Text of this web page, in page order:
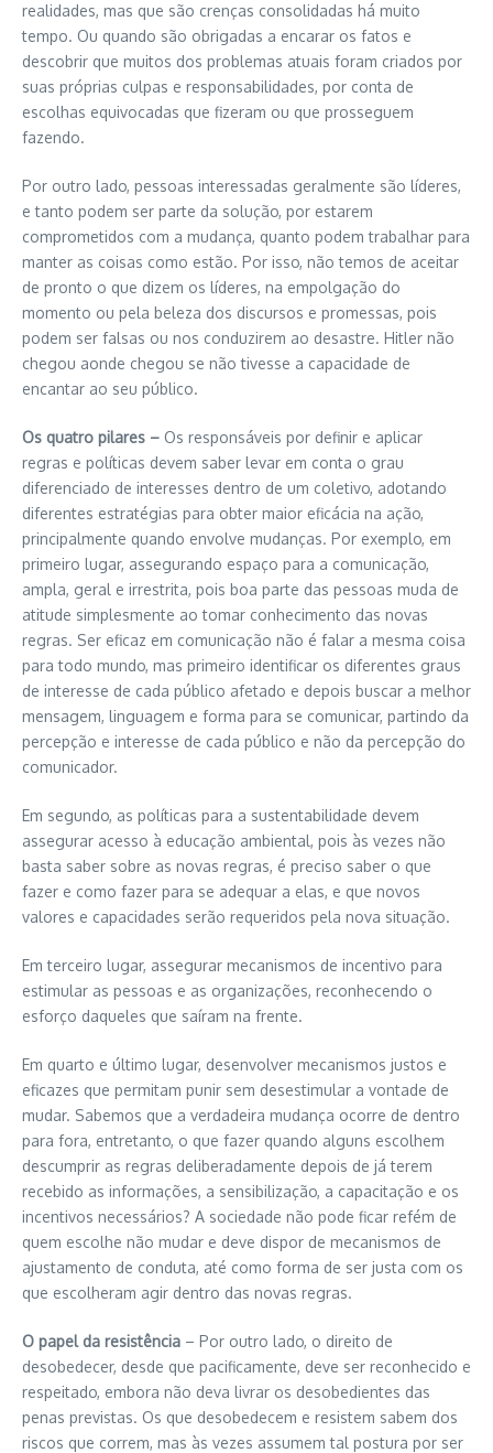
realidades, mas que são crenças consolidadas há muito
tempo. Ou quando são obrigadas a encarar os fatos e
descobrir que muitos dos problemas atuais foram criados por
suas próprias culpas e responsabilidades, por conta de
escolhas equivocadas que fizeram ou que prosseguem
fazendo.
Por outro lado, pessoas interessadas geralmente são líderes,
e tanto podem ser parte da solução, por estarem
comprometidos com a mudança, quanto podem trabalhar para
manter as coisas como estão. Por isso, não temos de aceitar
de pronto o que dizem os líderes, na empolgação do
momento ou pela beleza dos discursos e promessas, pois
podem ser falsas ou nos conduzirem ao desastre. Hitler não
chegou aonde chegou se não tivesse a capacidade de
encantar ao seu público.
Os quatro pilares – Os responsáveis por definir e aplicar
regras e políticas devem saber levar em conta o grau
diferenciado de interesses dentro de um coletivo, adotando
diferentes estratégias para obter maior eficácia na ação,
principalmente quando envolve mudanças. Por exemplo, em
primeiro lugar, assegurando espaço para a comunicação,
ampla, geral e irrestrita, pois boa parte das pessoas muda de
atitude simplesmente ao tomar conhecimento das novas
regras. Ser eficaz em comunicação não é falar a mesma coisa
para todo mundo, mas primeiro identificar os diferentes graus
de interesse de cada público afetado e depois buscar a melhor
mensagem, linguagem e forma para se comunicar, partindo da
percepção e interesse de cada público e não da percepção do
comunicador.
Em segundo, as políticas para a sustentabilidade devem
assegurar acesso à educação ambiental, pois às vezes não
basta saber sobre as novas regras, é preciso saber o que
fazer e como fazer para se adequar a elas, e que novos
valores e capacidades serão requeridos pela nova situação.
Em terceiro lugar, assegurar mecanismos de incentivo para
estimular as pessoas e as organizações, reconhecendo o
esforço daqueles que saíram na frente.
Em quarto e último lugar, desenvolver mecanismos justos e
eficazes que permitam punir sem desestimular a vontade de
mudar. Sabemos que a verdadeira mudança ocorre de dentro
para fora, entretanto, o que fazer quando alguns escolhem
descumprir as regras deliberadamente depois de já terem
recebido as informações, a sensibilização, a capacitação e os
incentivos necessários? A sociedade não pode ficar refém de
quem escolhe não mudar e deve dispor de mecanismos de
ajustamento de conduta, até como forma de ser justa com os
que escolheram agir dentro das novas regras.
O papel da resistência – Por outro lado, o direito de
desobedecer, desde que pacificamente, deve ser reconhecido e
respeitado, embora não deva livrar os desobedientes das
penas previstas. Os que desobedecem e resistem sabem dos
riscos que correm, mas às vezes assumem tal postura por ser